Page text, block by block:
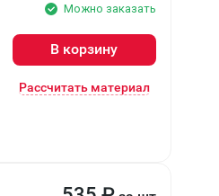
Можно заказать
В корзину
Рассчитать материал